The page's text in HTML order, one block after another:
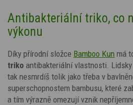
Antibakteriální triko, co
výkonu
Díky přírodní složce Bamboo Kun má
triko antibakteriální vlastnosti.
tak nesmrdíš tolik jako třeba v
superschopnostem bambusu, které
a tím výrazně omezují vznik